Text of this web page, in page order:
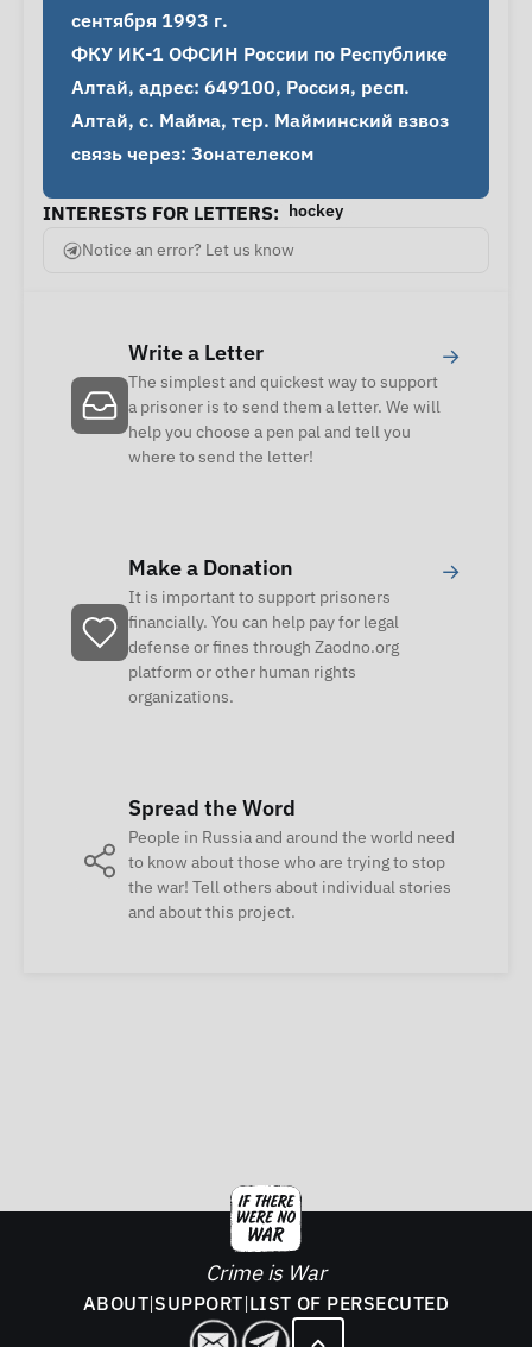
сентября 1993 г.
ФКУ ИК-1 ОФСИН России по Республике
Алтай, адрес: 649100, Россия, респ.
Алтай, с. Майма, тер. Майминский взвоз
связь через: Зонателеком
INTERESTS FOR LETTERS: hockey
Notice an error? Let us know
Write a Letter
The simplest and quickest way to support
a prisoner is to send them a letter. We will
help you choose a pen pal and tell you
where to send the letter!
→
Make a Donation
It is important to support prisoners
financially. You can help pay for legal
defense or fines through Zaodno.org
platform or other human rights
organizations.
→
Spread the Word
People in Russia and around the world need
to know about those who are trying to stop
the war! Tell others about individual stories
and about this project.
Crime is War
ABOUT|SUPPORT|LIST OF PERSECUTED